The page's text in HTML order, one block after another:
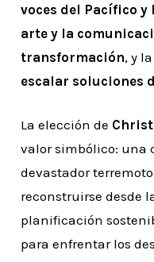
voces del Pacífico
arte y la
transformación, y
escalar soluciones
La elección de
valor simbólico: una
devastador terremoto
reconstruirse desde
planificación
para enfrentar los